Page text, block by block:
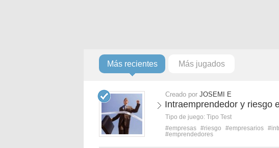
Más recientes Más jugados
Creado por JOSEMI E
Intraemprendedor y riesgo
Tipo de juego: Tipo Test
#empresas #riesgo #empresarios
#emprendedores